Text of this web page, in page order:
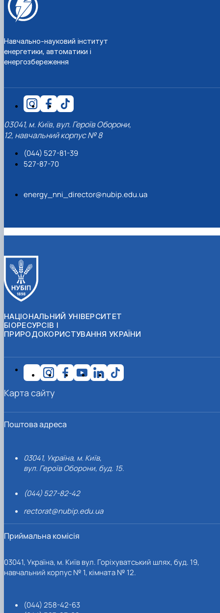
Навчально-науковий інститут
енергетики, автоматики і
енергозбереження
03041, м. Київ, вул. Героїв Оборони,
12, навчальний корпус № 8
(044) 527-81-39
527-87-70
energy_nni_director@nubip.edu.ua
НАЦІОНАЛЬНИЙ УНІВЕРСИТЕТ
БІОРЕСУРСІВ І
ПРИРОДОКОРИСТУВАННЯ УКРАЇНИ
Поштова адреса
03041, Україна, м. Київ,
вул. Героїв Оборони, буд. 15.
(044) 527-82-42
rectorat@nubip.edu.ua
Приймальна комісія
03041, Україна, м. Київ вул. Горіхуватський шлях, буд. 19,
навчальний корпус № 1, кімната № 12.
(044) 258-42-63
Карта сайту